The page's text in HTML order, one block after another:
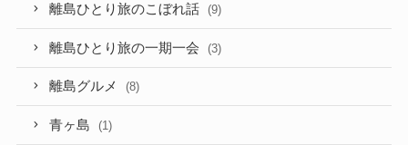
離島ひとり旅のこぼれ話 (9)
離島ひとり旅の一期一会 (3)
離島グルメ (8)
青ヶ島 (1)